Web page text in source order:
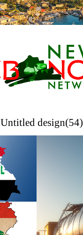
Untitled design(54)